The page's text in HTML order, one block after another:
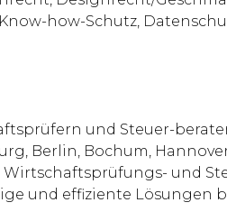
how-Schutz,
und Steuer-
Berlin, Bochum,
und
und effiziente Lösungen